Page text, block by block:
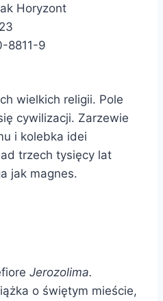
Horyzont
8811-9
wielkich religii. Pole
cywilizacji. Zarzewie
i kolebka idei
trzech tysięcy lat
jak magnes.
Jerozolima.
o świętym mieście,